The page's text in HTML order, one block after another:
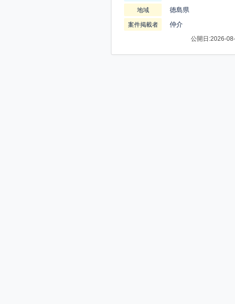
地域 徳島県
案件掲載者 仲介
公開日:2026-